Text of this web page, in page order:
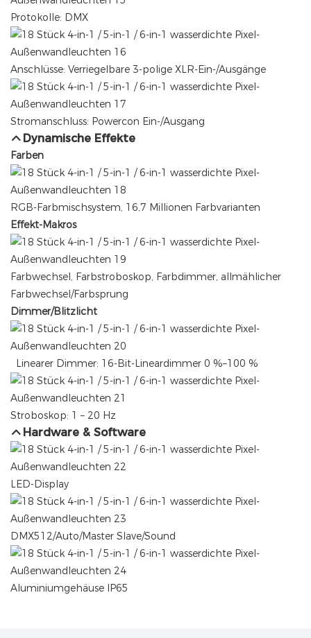
Protokolle: DMX
Anschlüsse: Verriegelbare 3-polige XLR-Ein-/Ausgänge
Stromanschluss: Powercon Ein-/Ausgang
Dynamische Effekte
Farben
RGB-Farbmischsystem, 16,7 Millionen Farbvarianten
Effekt-Makros
Farbwechsel, Farbstroboskop, Farbdimmer, allmählicher
Farbwechsel/Farbsprung
Dimmer/Blitzlicht
Linearer Dimmer: 16-Bit-Lineardimmer 0 %–100 %
Stroboskop: 1 – 20 Hz
Hardware & Software
LED-Display
DMX512/Auto/Master Slave/Sound
Aluminiumgehäuse IP65